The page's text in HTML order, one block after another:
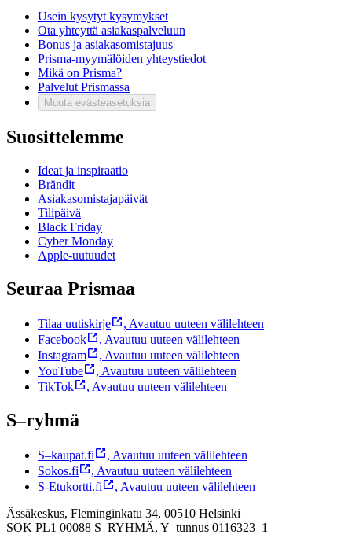
Usein kysytyt kysymykset
Ota yhteyttä asiakaspalveluun
Bonus ja asiakasomistajuus
Prisma-myymälöiden yhteystiedot
Mikä on Prisma?
Palvelut Prismassa
Muuta evästeasetuksia
Suosittelemme
Ideat ja inspiraatio
Brändit
Asiakasomistajapäivät
Tilipäivä
Black Friday
Cyber Monday
Apple-uutuudet
Seuraa Prismaa
Tilaa uutiskirje , Avautuu uuteen välilehteen
Facebook
, Avautuu uuteen välilehteen
Instagram
, Avautuu uuteen välilehteen
YouTube
, Avautuu uuteen välilehteen
TikTok
, Avautuu uuteen välilehteen
S–ryhmä
S–kaupat.fi , Avautuu uuteen välilehteen
Sokos.fi
, Avautuu uuteen välilehteen
S-Etukortti.fi
, Avautuu uuteen välilehteen
Ässäkeskus, Fleminginkatu 34, 00510 Helsinki
SOK PL1 00088 S–RYHMÄ, Y–tunnus 0116323–1